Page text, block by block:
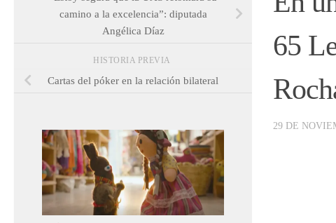
65
29 DE
camino a la excelencia”: diputada
Angélica Díaz
HISTORIA PREVIA
Cartas del póker en la relación bilateral